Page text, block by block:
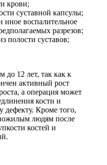
крови;
суставной капсулы;
иное воспалительное
разрезов;
полости суставов;
до 12 лет, так как к
активный рост
а операция может
кости и
дефекту. Кроме того,
людям после
костей и